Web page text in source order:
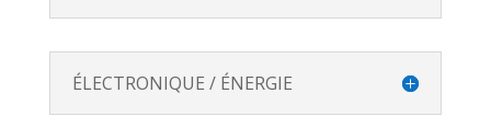
ÉLECTRONIQUE / ÉNERGIE